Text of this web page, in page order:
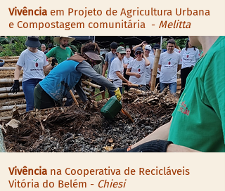
Vivência em Projeto de Agricultura Urbana
e Compostagem comunitária - Melitta
Vivência na Cooperativa de Recicláveis
Vitória do Belém - Chiesi